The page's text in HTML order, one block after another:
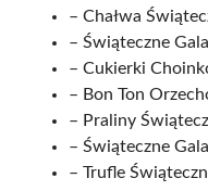
– Chałwa
– Świąteczne
– Cukierki
– Bon Ton
– Praliny
– Świąteczne
– Trufle